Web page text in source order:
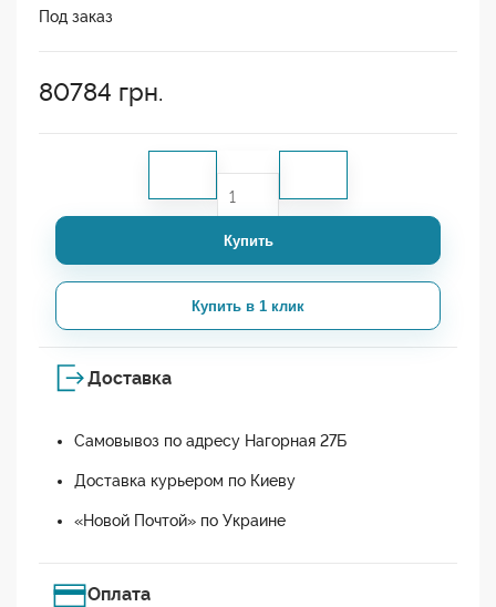
Под заказ
80784 грн.
Купить
Купить в 1 клик
Доставка
Самовывоз по адресу Нагорная 27Б
Доставка курьером по Киеву
«Новой Почтой» по Украине
Оплата